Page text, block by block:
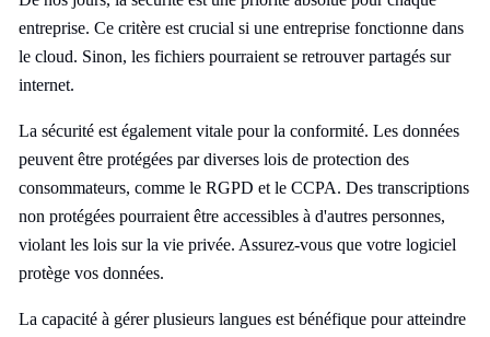
entreprise. Ce critère est crucial si une entreprise fonctionne dans
le cloud. Sinon, les fichiers pourraient se retrouver partagés sur
internet.
La sécurité est également vitale pour la conformité. Les données
peuvent être protégées par diverses lois de protection des
consommateurs, comme le RGPD et le CCPA. Des transcriptions
non protégées pourraient être accessibles à d'autres personnes,
violant les lois sur la vie privée. Assurez-vous que votre logiciel
protège vos données.
La capacité à gérer plusieurs langues est bénéfique pour atteindre